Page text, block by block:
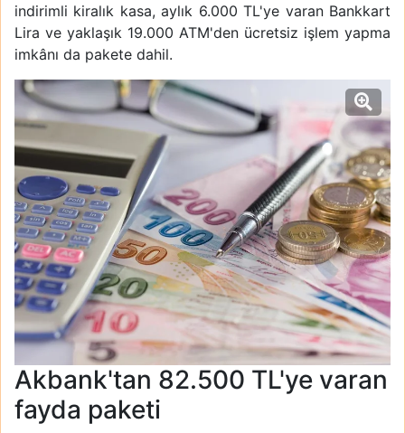
indirimli kiralık kasa, aylık 6.000 TL'ye varan Bankkart
Lira ve yaklaşık 19.000 ATM'den ücretsiz işlem yapma
imkânı da pakete dahil.
Akbank'tan 82.500 TL'ye varan
fayda paketi